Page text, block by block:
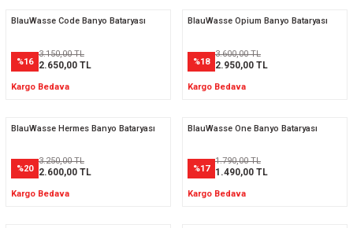
BlauWasse Code Banyo Bataryası
%16
3.150,00 TL
2.650,00 TL
Kargo Bedava
BlauWasse Opium Banyo Bataryası
%18
3.600,00 TL
2.950,00 TL
Kargo Bedava
BlauWasse Hermes Banyo Bataryası
%20
3.250,00 TL
2.600,00 TL
Kargo Bedava
BlauWasse One Banyo Bataryası
%17
1.790,00 TL
1.490,00 TL
Kargo Bedava